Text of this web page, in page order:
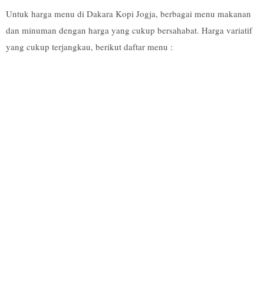
Untuk harga menu di Dakara Kopi Jogja, berbagai menu makanan
dan minuman dengan harga yang cukup bersahabat. Harga variatif
yang cukup terjangkau, berikut daftar menu :